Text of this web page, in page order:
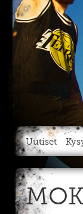
Uutiset